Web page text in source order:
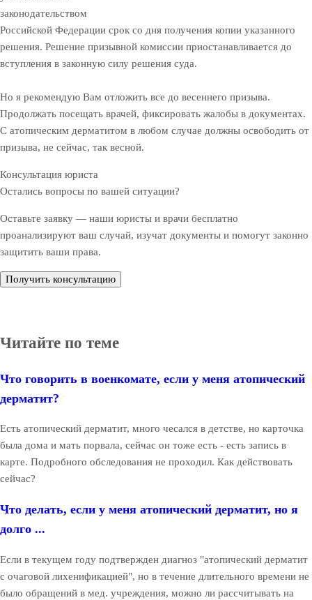
законодательством
Российской Федерации срок со дня получения копии указанного
решения. Решение призывной комиссии приостанавливается до
вступления в законную силу решения суда.
Но я рекомендую Вам отложить все до весеннего призыва.
Продолжать посещать врачей, фиксировать жалобы в документах.
С атопическим дерматитом в любом случае должны освободить от
призыва, не сейчас, так весной.
Консультация юриста
Остались вопросы по вашей ситуации?
Оставьте заявку — наши юристы и врачи бесплатно
проанализируют ваш случай, изучат документы и помогут законно
защитить ваши права.
Получить консультацию
Читайте по теме
Что говорить в военкомате, если у меня атопический
дерматит?
Есть атопический дерматит, много чесался в детстве, но карточка
была дома и мать порвала, сейчас он тоже есть - есть запись в
карте. Подробного обследования не проходил. Как действовать
сейчас?
Что делать, если у меня атопический дерматит, но я
долго ...
Если в текущем году подтвержден диагноз "атопический дерматит
с очаговой лихенификацией", но в течение длительного времени не
было обращений в мед. учреждения, можно ли рассчитывать на